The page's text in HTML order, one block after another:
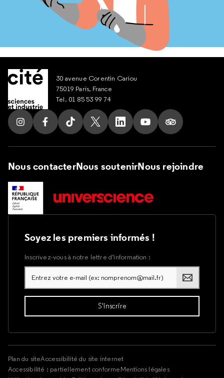
30 avenue Corentin Cariou
75019 Paris, France
Tel. 01 85 53 99 74
Suivez nous sur Instagram
Suivez nous sur Facebook
Suivez nous sur Tik Tok
Suivez nous sur X
Suivez nous sur LinkedIn
Suivez nous sur
Suivez nous
Nous contacterNous soutenirNous rejoindre
Soyez les premiers informés !
Inscrivez-vous à notre lettre d’information :
Plan du siteAccessibilité du site internet
Accessibilité : partiellement conformeMentions légales